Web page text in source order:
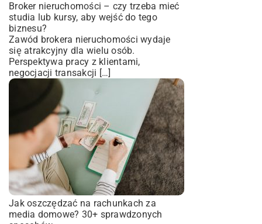
Broker nieruchomości – czy trzeba mieć
studia lub kursy, aby wejść do tego
biznesu?
Zawód brokera nieruchomości wydaje
się atrakcyjny dla wielu osób.
Perspektywa pracy z klientami,
negocjacji transakcji […]
Jak oszczędzać na rachunkach za
media domowe? 30+ sprawdzonych